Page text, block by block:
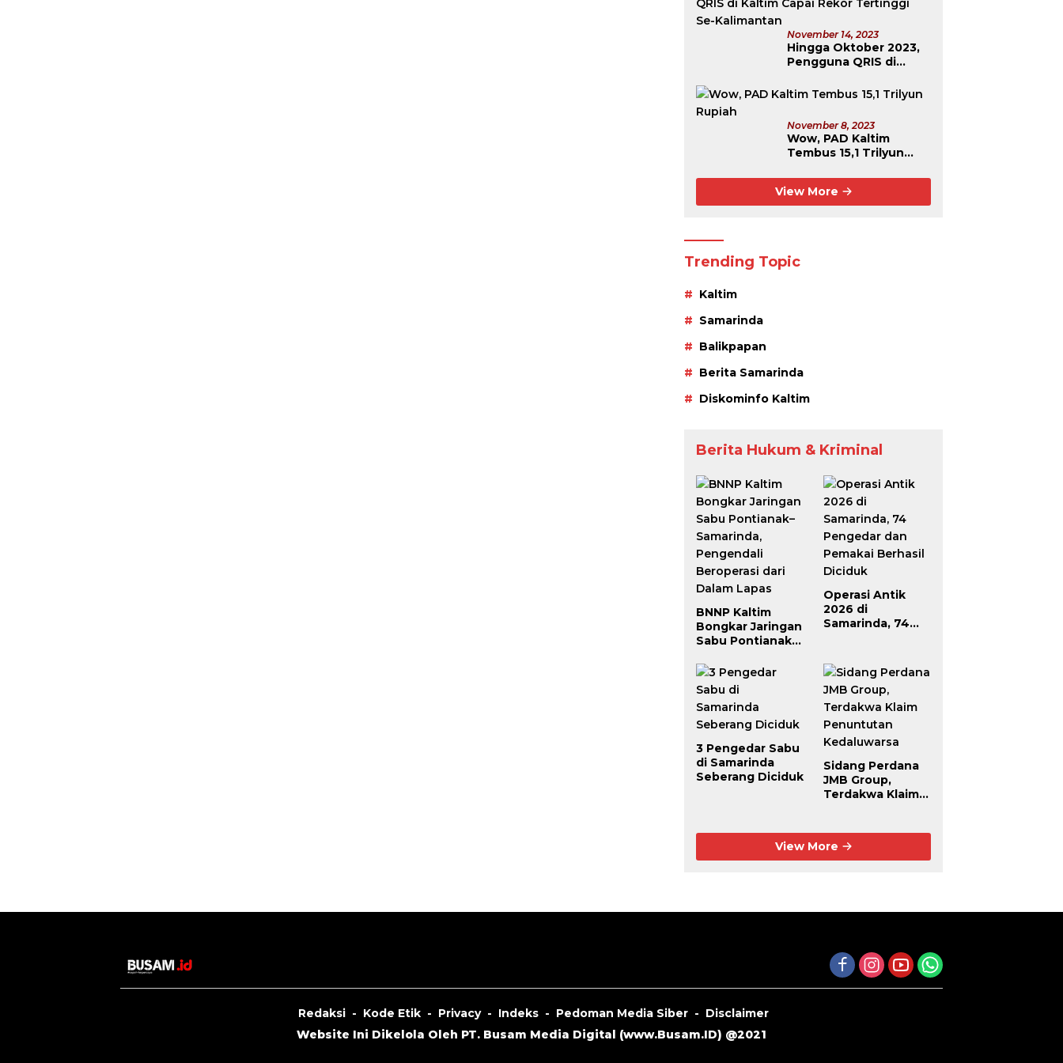
November 14, 2023
Hingga Oktober 2023,
Pengguna QRIS di
Tertinggi Se-
November 8, 2023
Wow, PAD Kaltim
Tembus 15,1 Trilyun
View More
Trending Topic
Kaltim
Samarinda
Balikpapan
Berita Samarinda
Diskominfo Kaltim
Berita Hukum & Kriminal
BNNP Kaltim
Bongkar Jaringan
Sabu Pontianak–
Pengendali
Beroperasi dari
Dalam Lapas
Operasi Antik
2026 di
Samarinda, 74
Diciduk
3 Pengedar Sabu
di Samarinda
Seberang Diciduk
Sidang Perdana
JMB Group,
Terdakwa Klaim
View More
Redaksi Kode Etik Privacy Indeks Pedoman Media Siber
Disclaimer
Website Ini Dikelola Oleh PT. Busam Media Digital (www.Busam.ID) @2021